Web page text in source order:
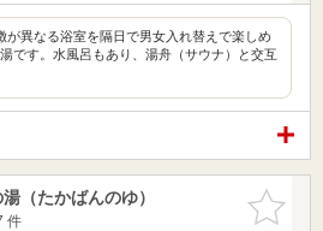
が異なる浴室を隔日で男女入れ替えで楽しめ
です。水風呂もあり、湯舟（サウナ）と交互
お気に入
りに追加
（たかばんのゆ）
件